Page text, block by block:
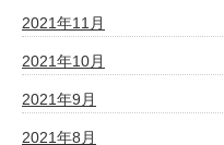
2021年11月
2021年10月
2021年9月
2021年8月